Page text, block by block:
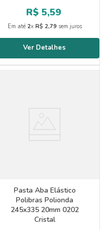
R$ 5,59
Em até 2x R$ 2,79 sem juros
Pasta Aba Elástico
Polibras Polionda
245x335 20mm 0202
Cristal